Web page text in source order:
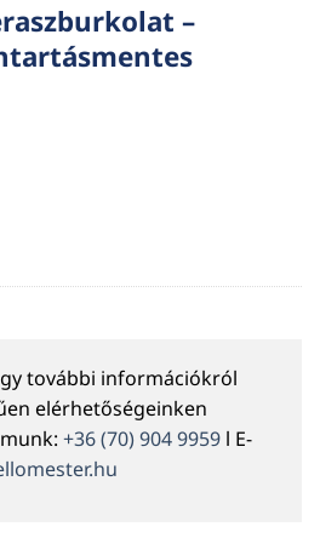
–
további információkról
elérhetőségeinken
+36 (70) 904 9959 l E-